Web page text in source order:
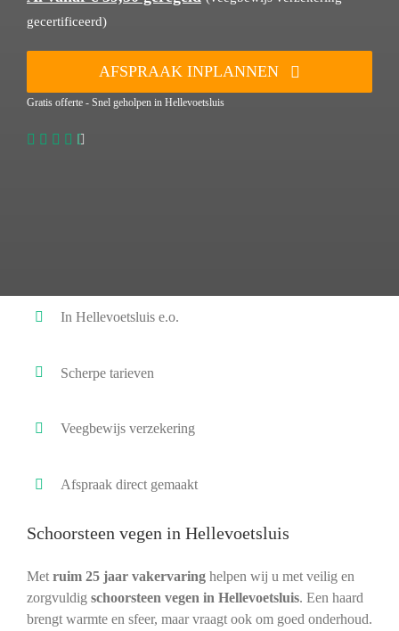
gecertificeerd)
AFSPRAAK INPLANNEN
Gratis offerte - Snel geholpen in Hellevoetsluis
In Hellevoetsluis e.o.
Scherpe tarieven
Veegbewijs verzekering
Afspraak direct gemaakt
Schoorsteen vegen in Hellevoetsluis
Met ruim 25 jaar vakervaringhelpen wij u met veilig en
zorgvuldig schoorsteen vegen in Hellevoetsluis. Een haard
brengt warmte en sfeer, maar vraagt ook om goed onderhoud.